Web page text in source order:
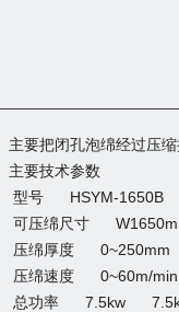
主要把闭孔泡绵经过压
主要技术参数
型号 HSYM-1650B
可压绵尺寸
压绵厚度
压绵速度 0~60m/
总功率 7.5kw